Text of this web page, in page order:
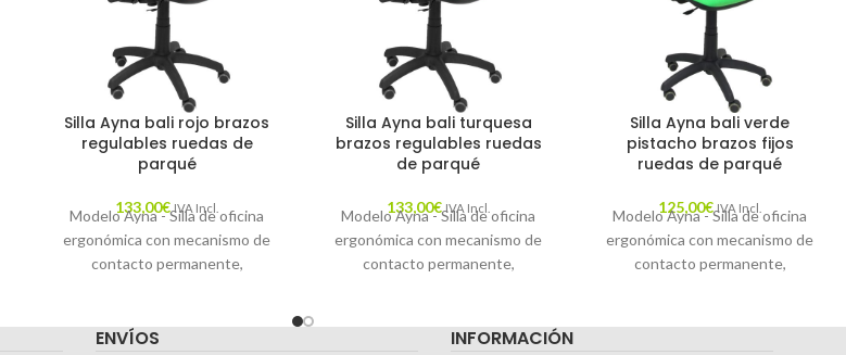
Silla Ayna bali rojo brazos
regulables ruedas de
parqué
133,00€ IVA Incl.
Modelo Ayna - Silla de oficina
ergonómica con mecanismo de
contacto permanente,
tapizados en tejido BALI color
Silla Ayna bali turquesa
brazos regulables ruedas
de parqué
133,00€ IVA Incl.
Modelo Ayna - Silla de oficina
ergonómica con mecanismo de
contacto permanente,
tapizados en tejido BALI color
Silla Ayna bali verde
pistacho brazos fijos
ruedas de parqué
125,00€ IVA Incl.
Modelo Ayna - Silla de oficina
ergonómica con mecanismo de
contacto permanente,
ENVÍOS INFORMACIÓN